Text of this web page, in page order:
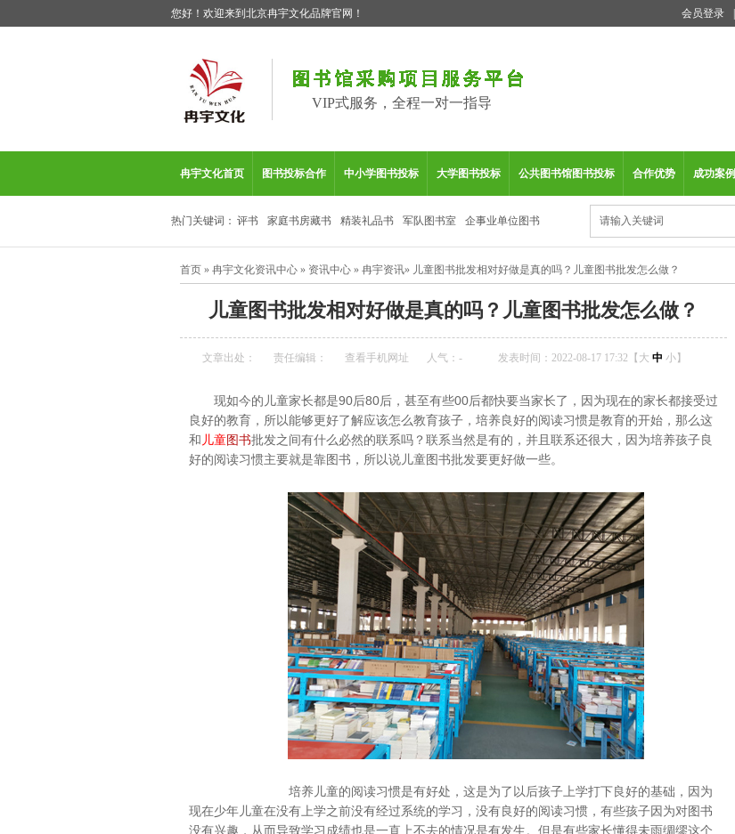
您好！欢迎来到北京冉宇文化品牌官网！ 会员登录
VIP式服务，全程一对一指导
冉宇文化首页 图书投标合作 中小学图书投标 大学图书投标 公共图书馆图书投标 合作优势 成功案例
热门关键词： 评书 家庭书房藏书 精装礼品书 军队图书室 企事业单位图书
首页 » 冉宇文化资讯中心 » 资讯中心 » 冉宇资讯» 儿童图书批发相对好做是真的吗？儿童图书批发怎么做？
儿童图书批发相对好做是真的吗？儿童图书批发怎么做？
文章出处： 责任编辑： 查看手机网址 人气： - 发表时间：2022-08-17 17:32【 大 中 小】
现如今的儿童家长都是90后80后，甚至有些00后都快要当家长了，因为现在的家长都接受过
良好的教育，所以能够更好了解应该怎么教育孩子，培养良好的阅读习惯是教育的开始，那么这
和 儿童图书批发之间有什么必然的联系吗？联系当然是有的，并且联系还很大，因为培养孩子良
好的阅读习惯主要就是靠图书，所以说儿童图书批发要更好做一些。
培养儿童的阅读习惯是有好处，这是为了以后孩子上学打下良好的基础，因为
现在少年儿童在没有上学之前没有经过系统的学习，没有良好的阅读习惯，有些孩子因为对图书
没有兴趣，从而导致学习成绩也是一直上不去的情况是有发生。但是有些家长懂得未雨绸缪这个